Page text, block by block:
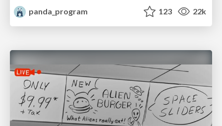
panda_program
123 22k